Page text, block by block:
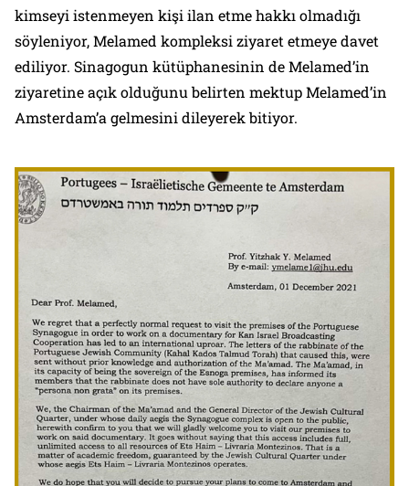
kimseyi istenmeyen kişi ilan etme hakkı olmadığı
söyleniyor, Melamed kompleksi ziyaret etmeye davet
ediliyor. Sinagogun kütüphanesinin de Melamed’in
ziyaretine açık olduğunu belirten mektup Melamed’in
Amsterdam’a gelmesini dileyerek bitiyor.